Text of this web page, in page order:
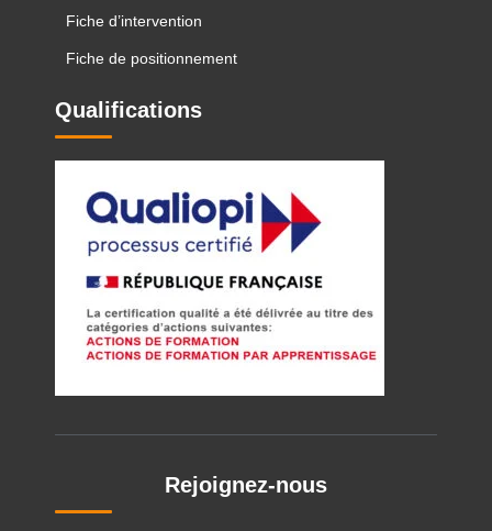
Fiche d’intervention
Fiche de positionnement
Qualifications
Rejoignez-nous